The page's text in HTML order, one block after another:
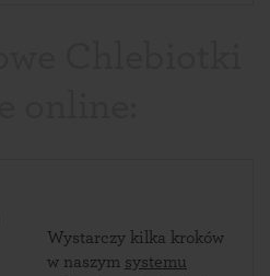
Wystarczy kilka kroków
w naszym systemu